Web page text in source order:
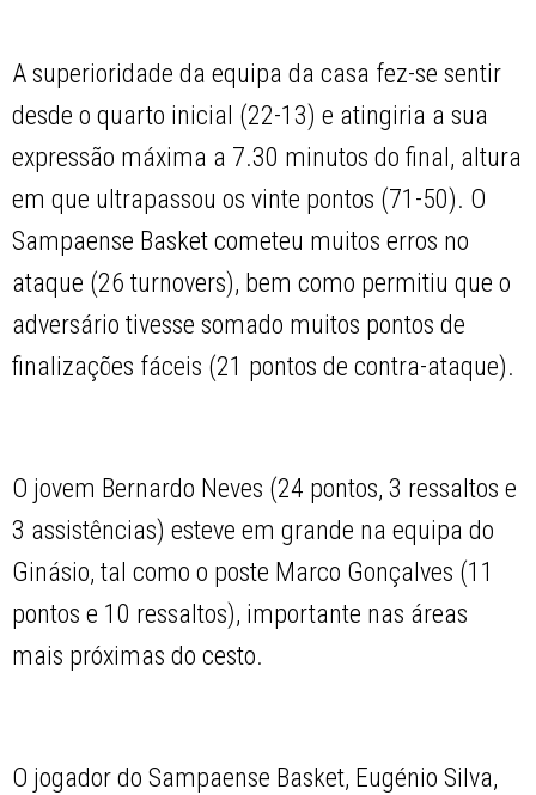
A superioridade da equipa da casa fez-se sentir
desde o quarto inicial (22-13) e atingiria a sua
expressão máxima a 7.30 minutos do final, altura
em que ultrapassou os vinte pontos (71-50). O
Sampaense Basket cometeu muitos erros no
ataque (26 turnovers), bem como permitiu que o
adversário tivesse somado muitos pontos de
finalizações fáceis (21 pontos de contra-ataque).
O jovem Bernardo Neves (24 pontos, 3 ressaltos e
3 assistências) esteve em grande na equipa do
Ginásio, tal como o poste Marco Gonçalves (11
pontos e 10 ressaltos), importante nas áreas
mais próximas do cesto.
O jogador do Sampaense Basket, Eugénio Silva,